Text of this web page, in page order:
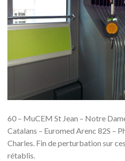
60 – MuCEM St Jean – Notre
Catalans – Euromed Arenc 82S –
Charles. Fin de perturbation sur
rétablis.